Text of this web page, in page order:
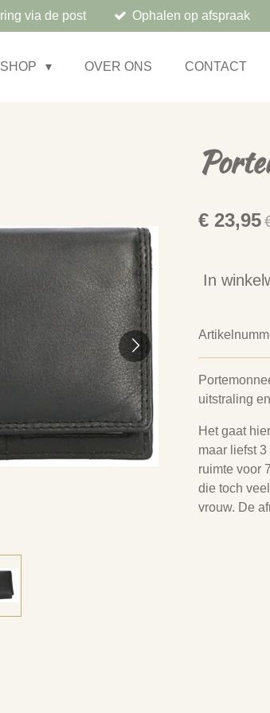
via de post Ophalen op afspraak
OVER ONS CONTACT
€ 23,95
In
uitstraling
Het gaat
maar liefst
ruimte voor
die toch
vrouw. De